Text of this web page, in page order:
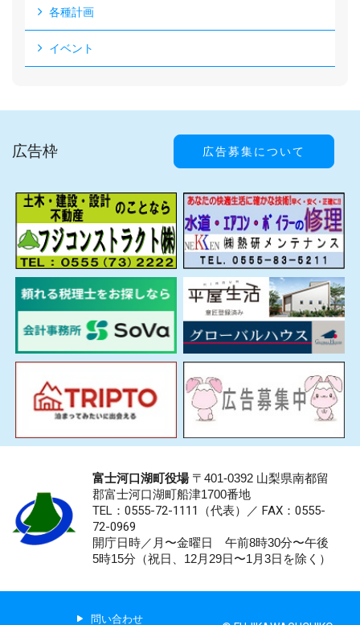
各種計画
イベント
広告枠 広告募集について
富士河口湖町役場〒401-0392 山梨県南都留
郡富士河口湖町船津1700番地
TEL：0555-72-1111 （代表）／ FAX：0555-
72-0969
開庁日時／月〜金曜日 午前8時30分〜午後
5時15分（祝日、12月29日〜1月3日を除く）
問い合わせ